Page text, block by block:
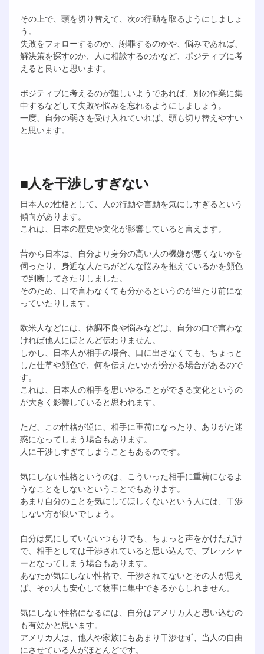
その上で、頭を切り替えて、次の行動を取るようにしましょ
う。
失敗をフォローするのか、謝罪するのかや、悩みであれば、
解決策を探すのか、人に相談するのかなど、ポジティブに考
えると良いと思います。
ポジティブに考えるのが難しいようであれば、別の作業に集
中するなどして失敗や悩みを忘れるようにしましょう。
一度、自分の弱さを受け入れていれば、頭も切り替えやすい
と思います。
■人を干渉しすぎない
日本人の性格として、人の行動や言動を気にしすぎるという
傾向があります。
これは、日本の歴史や文化が影響していると言えます。
昔から日本は、自分より身分の高い人の機嫌が悪くないかを
伺ったり、身近な人たちがどんな悩みを抱えているかを顔色
で判断してきたりしました。
そのため、口で言わなくても分かるというのが当たり前にな
っていたりします。
欧米人などには、体調不良や悩みなどは、自分の口で言わな
ければ他人にほとんど伝わりません。
しかし、日本人が相手の場合、口に出さなくても、ちょっと
した仕草や顔色で、何を伝えたいかが分かる場合があるので
す。
これは、日本人の相手を思いやることができる文化というの
が大きく影響していると思われます。
ただ、この性格が逆に、相手に重荷になったり、ありがた迷
惑になってしまう場合もあります。
人に干渉しすぎてしまうこともあるのです。
気にしない性格というのは、こういった相手に重荷になるよ
うなことをしないということでもあります。
あまり自分のことを気にしてほしくないという人には、干渉
しない方が良いでしょう。
自分は気にしていないつもりでも、ちょっと声をかけただけ
で、相手としては干渉されていると思い込んで、プレッシャ
ーとなってしまう場合もあります。
あなたが気にしない性格で、干渉されてないとその人が思え
ば、その人も安心して物事に集中できるかもしれません。
気にしない性格になるには、自分はアメリカ人と思い込むの
も有効かと思います。
アメリカ人は、他人や家族にもあまり干渉せず、当人の自由
にさせている人がほとんどです。